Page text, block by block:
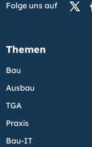
Folge uns auf
Themen
Bau
Ausbau
TGA
Praxis
Bau-IT